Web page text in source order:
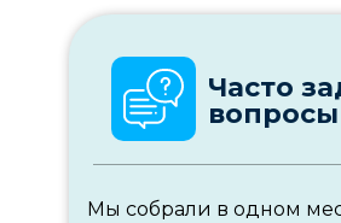
Часто
вопросы
Мы собрали в одном